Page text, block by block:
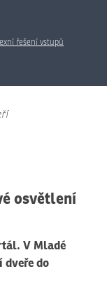
řešení vstupů
osvětlení
V Mladé
do